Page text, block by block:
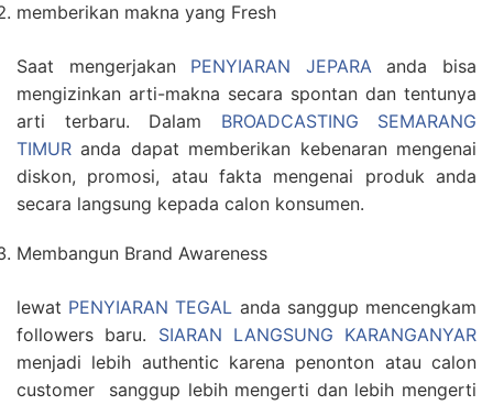
memberikan makna yang Fresh
Saat mengerjakan PENYIARAN JEPARAanda bisa
mengizinkan arti-makna secara spontan dan tentunya
arti terbaru. Dalam BROADCASTING SEMARANG
TIMUR anda dapat memberikan kebenaran mengenai
diskon, promosi, atau fakta mengenai produk anda
secara langsung kepada calon konsumen.
Membangun Brand Awareness
lewat PENYIARAN TEGAL anda sanggup mencengkam
followers baru. SIARAN LANGSUNG KARANGANYAR
menjadi lebih authentic karena penonton atau calon
customer sanggup lebih mengerti dan lebih mengerti